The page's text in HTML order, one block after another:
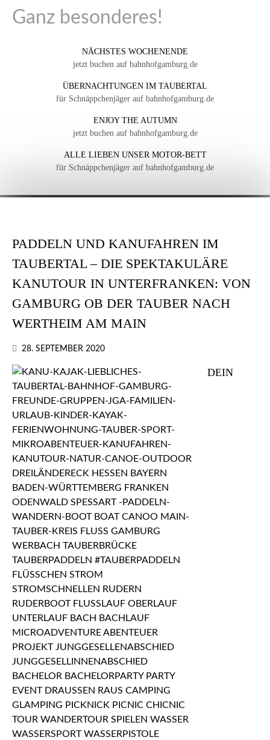
Ganz besonderes!
NÄCHSTES WOCHENENDE
jetzt buchen auf bahnhofgamburg.de
ÜBERNACHTUNGEN IM TAUBERTAL
für Schnäppchenjäger auf bahnhofgamburg.de
ENJOY THE AUTUMN
jetzt buchen auf bahnhofgamburg.de
ALLE LIEBEN UNSER MOTOR-BETT
für Schnäppchenjäger auf bahnhofgamburg.de
PADDELN UND KANUFAHREN IM
TAUBERTAL – DIE SPEKTAKULÄRE
KANUTOUR IN UNTERFRANKEN: VON
GAMBURG OB DER TAUBER NACH
WERTHEIM AM MAIN
28. SEPTEMBER 2020
DEIN